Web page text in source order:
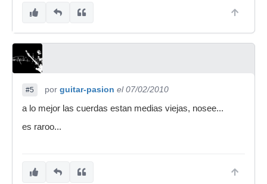
#5 por guitar-pasion el 07/02/2010
a lo mejor las cuerdas estan medias viejas, nosee...
es raroo...